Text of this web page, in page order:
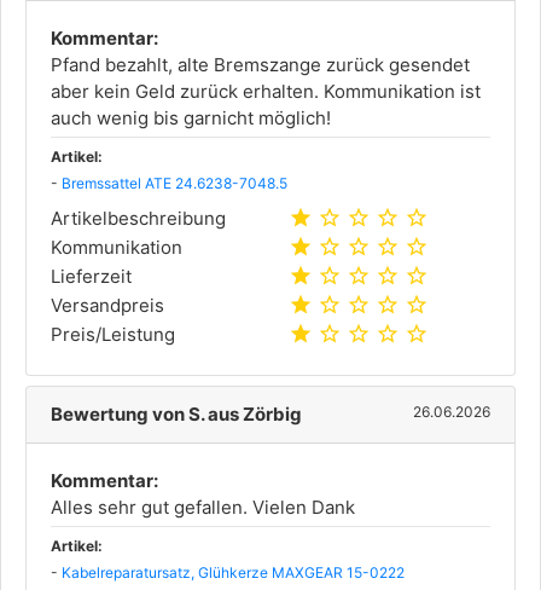
Kommentar:
Pfand bezahlt, alte Bremszange zurück gesendet
aber kein Geld zurück erhalten. Kommunikation ist
auch wenig bis garnicht möglich!
Artikel:
- Bremssattel ATE 24.6238-7048.5
Artikelbeschreibung star star_outline star_outline star_outline star_outline
Kommunikation star star_outline star_outline star_outline star_outline
Lieferzeit star star_outline star_outline star_outline star_outline
Versandpreis star star_outline star_outline star_outline star_outline
Preis/Leistung star star_outline star_outline star_outline star_outline
Bewertung von S. aus Zörbig 26.06.2026
Kommentar:
Alles sehr gut gefallen. Vielen Dank
Artikel:
- Kabelreparatursatz, Glühkerze MAXGEAR 15-0222